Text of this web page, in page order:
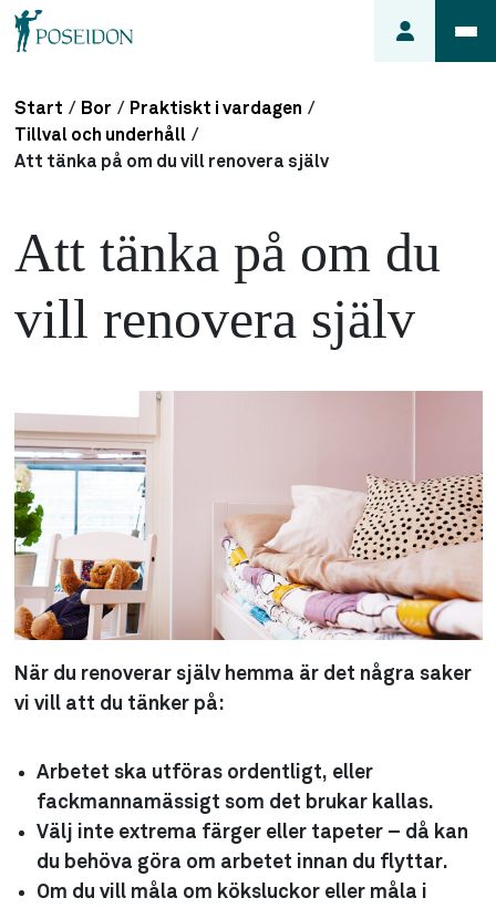
om
hyra
Så här
Start / Bor / Praktiskt i vardagen /
Tillval och underhåll /
Att tänka på om du vill renovera själv
Att tänka på om du
vill renovera själv
När du renoverar själv hemma är det några saker
vi vill att du tänker på:
Arbetet ska utföras ordentligt, eller
fackmannamässigt som det brukar kallas.
Välj inte extrema färger eller tapeter – då kan
du behöva göra om arbetet innan du flyttar.
Om du vill måla om köksluckor eller måla i